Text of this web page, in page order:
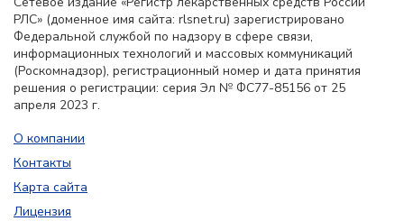
РЛС» (доменное имя сайта: rlsnet.ru) зарегистрировано
Федеральной службой по надзору в сфере связи,
информационных технологий и массовых коммуникаций
(Роскомнадзор), регистрационный номер и дата принятия
решения о регистрации: серия Эл № ФС77-85156 от 25
апреля 2023 г.
О компании
Контакты
Карта сайта
Лицензия